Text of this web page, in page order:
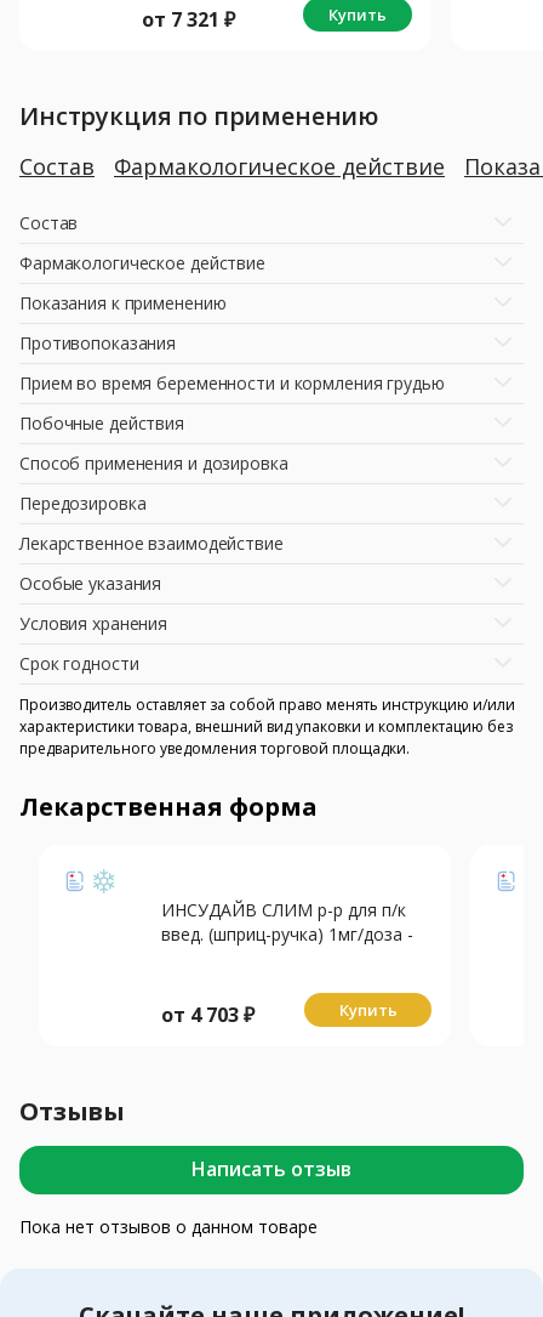
от 7 321 ₽ Купить
Инструкция по применению
Состав Фармакологическое действие
Состав
Фармакологическое действие
Показания к применению
Противопоказания
Прием во время беременности и кормления грудью
Побочные действия
Способ применения и дозировка
Передозировка
Лекарственное взаимодействие
Особые указания
Условия хранения
Срок годности
Производитель оставляет за собой право менять инструкцию и/или
характеристики товара, внешний вид упаковки и комплектацию без
предварительного уведомления торговой площадки.
Лекарственная форма
ИНСУДАЙВ СЛИМ р-р для п/к
введ. (шприц-ручка) 1мг/доза -
от 4 703₽ Купить
Отзывы
Написать отзыв
Пока нет отзывов о данном товаре